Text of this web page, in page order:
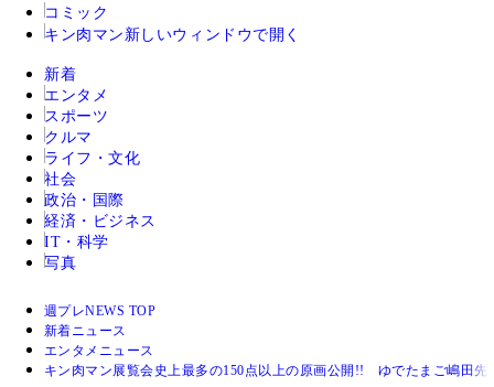
コミック
キン肉マン 新しいウィンドウで開く
新着
エンタメ
スポーツ
クルマ
ライフ・文化
社会
政治・国際
経済・ビジネス
IT・科学
写真
週プレNEWS TOP
新着ニュース
エンタメニュース
キン肉マン展覧会史上最多の150点以上の原画公開!! ゆでたまご嶋田